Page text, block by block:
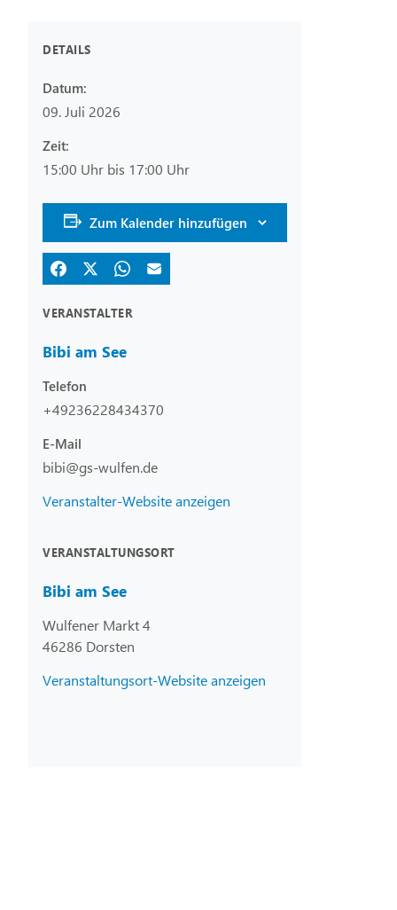
DETAILS
Datum:
09. Juli 2026
Zeit:
15:00 Uhr bis 17:00 Uhr
Zum Kalender hinzufügen
VERANSTALTER
Bibi am See
Telefon
+49236228434370
E-Mail
bibi@gs-wulfen.de
Veranstalter-Website anzeigen
VERANSTALTUNGSORT
Bibi am See
Wulfener Markt 4
46286 Dorsten
Veranstaltungsort-Website anzeigen